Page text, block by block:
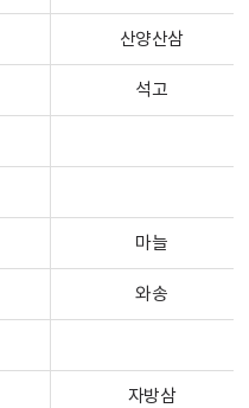
산양산삼
석고
마늘
와송
자방삼